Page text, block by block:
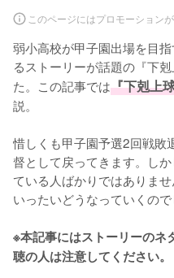
このページにはプロモーション
弱小高校が甲子園出場を目
るストーリーが話題の『下
た。この記事では『下剋上
説。
惜しくも甲子園予選2回戦敗
督として戻ってきます。し
ている人ばかりではありま
いったいどうなっていくので
※本記事にはストーリーのネ
聴の人は注意してください。